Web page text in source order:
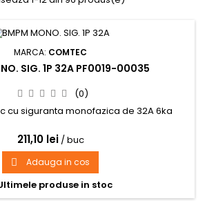
MARCA: COMTEC
SIG. 1P 32A PF0019-00035
(0)
cu siguranta monofazica de 32A 6ka
211,10 lei / buc
 Adauga in cos
produse in stoc